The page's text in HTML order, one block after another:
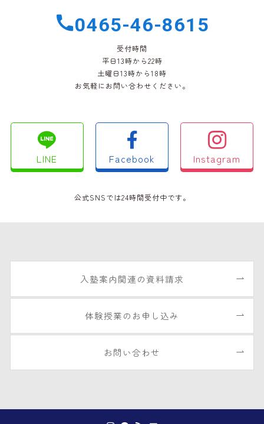
0465-46-8615
受付時間
平日13時から22時
土曜日13時から18時
お気軽にお問い合わせください。
LINE Facebook Instagram
公式SNSでは24時間受付中です。
入塾案内関連の資料請求
体験授業のお申し込み
お問い合わせ